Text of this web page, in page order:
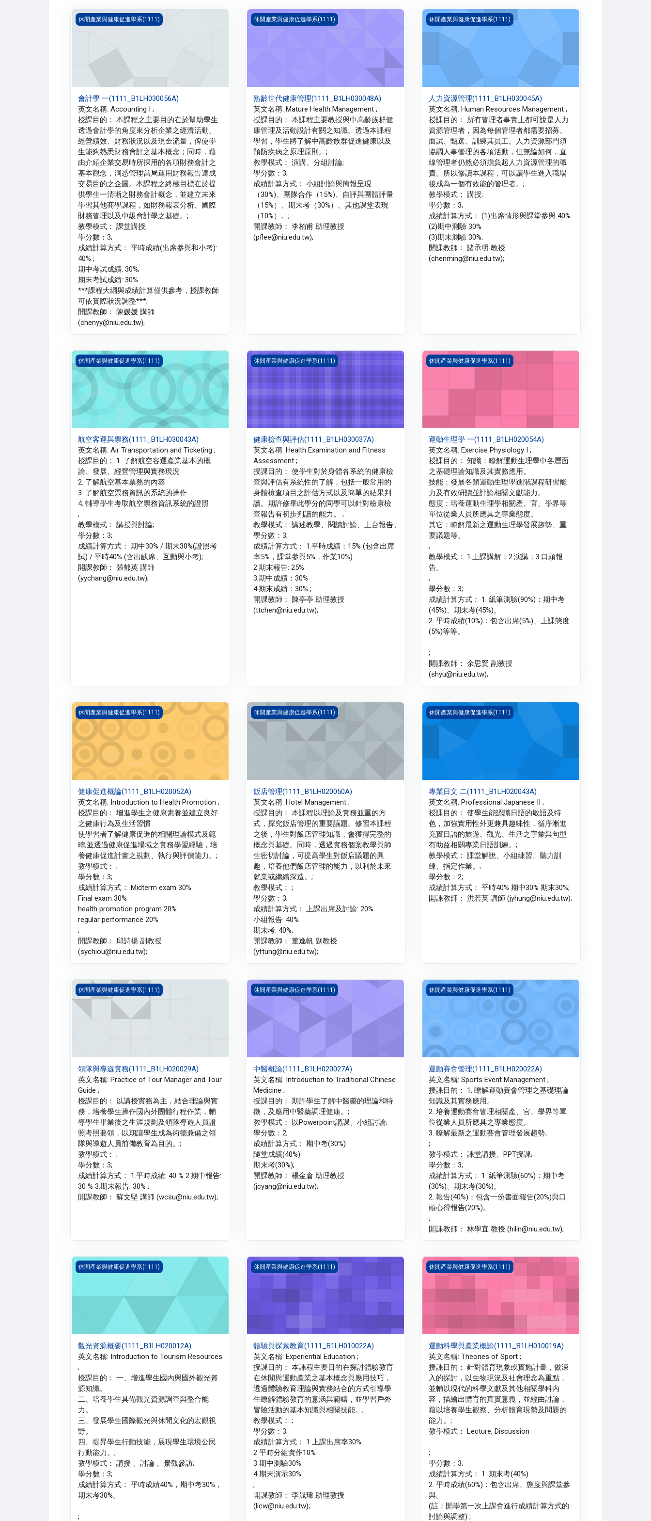
會計學 一(1111_B1LH030056A)
休閒產業與健康促進學系(1111)
會計學 一(1111_B1LH030056A)
英文名稱: Accounting I ;
授課目的： 本課程之主要目的在於幫助學生
透過會計學的角度來分析企業之經濟活動、
經營績效、財務狀況以及現金流量，俾使學
生能夠熟悉財務會計之基本概念；同時，藉
由介紹企業交易時所採用的各項財務會計之
基本觀念，洞悉管理當局運用財務報告達成
交易目的之企圖。本課程之終極目標在於提
供學生一清晰之財務會計概念，並建立未來
學習其他商學課程，如財務報表分析、國際
財務管理以及中級會計學之基礎。;
教學模式： 課堂講授;
學分數：3;
成績計算方式： 平時成績(出席參與和小考):
40% ;
期中考試成績: 30%;
期末考試成績: 30%
***課程大綱與成績計算僅供參考，授課教師
可依實際狀況調整***;
開課教師： 陳媛媛 講師
(chenyy@niu.edu.tw);
熟齡世代健康管理(1111_B1LH030048A)
休閒產業與健康促進學系(1111)
熟齡世代健康管理(1111_B1LH030048A)
英文名稱: Mature Health Management ;
授課目的： 本課程主要教授與中高齡族群健
康管理及活動設計有關之知識。透過本課程
學習，學生將了解中高齡族群促進健康以及
預防疾病之原理原則。;
教學模式： 演講、分組討論;
學分數：3;
成績計算方式： 小組討論與簡報呈現
（30%)、團隊合作（15%)、自評與團體評量
（15%）、期末考（30%）、其他課堂表現
（10%）。;
開課教師： 李柏甫 助理教授
(pflee@niu.edu.tw);
人力資源管理(1111_B1LH030045A)
休閒產業與健康促進學系(1111)
人力資源管理(1111_B1LH030045A)
英文名稱: Human Resources Management ;
授課目的： 所有管理者事實上都可說是人力
資源管理者，因為每個管理者都需要招募、
面試、甄選、訓練其員工。人力資源部門須
協調人事管理的各項活動，但無論如何，直
線管理者仍然必須擔負起人力資源管理的職
責。所以修讀本課程，可以讓學生進入職場
後成為一個有效能的管理者。;
教學模式： 講授;
學分數：3;
成績計算方式： (1)出席情形與課堂參與 40%
(2)期中測驗 30%
(3)期末測驗 30%;
開課教師： 諸承明 教授
(chenming@niu.edu.tw);
航空客運與票務(1111_B1LH030043A)
休閒產業與健康促進學系(1111)
航空客運與票務(1111_B1LH030043A)
英文名稱: Air Transportation and Ticketing ;
授課目的： 1. 了解航空客運產業基本的概
論、發展、經營管理與實務現況
2. 了解航空基本票務的內容
3. 了解航空票務資訊的系統的操作
4. 輔導學生考取航空票務資訊系統的證照
;
教學模式： 講授與討論;
學分數：3;
成績計算方式： 期中30% / 期末30%(證照考
試) / 平時40% (含出缺席、互動與小考);
開課教師： 張郁英 講師
(yychang@niu.edu.tw);
健康檢查與評估(1111_B1LH030037A)
休閒產業與健康促進學系(1111)
健康檢查與評估(1111_B1LH030037A)
英文名稱: Health Examination and Fitness
Assessment ;
授課目的： 使學生對於身體各系統的健康檢
查與評估有系統性的了解，包括一般常用的
身體檢查項目之評估方式以及簡單的結果判
讀。期許修畢此學分的同學可以針對檢康檢
查報告有初步判讀的能力。 ;
教學模式： 講述教學、閱讀討論、上台報告 ;
學分數：3;
成績計算方式： 1.平時成績：15% (包含出席
率5%，課堂參與5%，作業10%)
2.期末報告: 25%
3.期中成績：30%
4.期末成績：30% ;
開課教師： 陳亭亭 助理教授
(ttchen@niu.edu.tw);
運動生理學 一(1111_B1LH020054A)
休閒產業與健康促進學系(1111)
運動生理學 一(1111_B1LH020054A)
英文名稱: Exercise Physiology I ;
授課目的： 知識：瞭解運動生理學中各層面
之基礎理論知識及其實務應用。
技能：發展各類運動生理學進階課程研習能
力及有效研讀並評論相關文獻能力。
態度：培養運動生理學相關產、官、學界等
單位從業人員所應具之專業態度。
其它：瞭解最新之運動生理學發展趨勢、重
要議題等。
;
教學模式： 1.上課講解；2.演講；3.口頭報
告。
;
學分數：3;
成績計算方式： 1. 紙筆測驗(90%)：期中考
(45%)、期末考(45%)。
2. 平時成績(10%)：包含出席(5%)、上課態度
(5%)等等。
;
開課教師： 余思賢 副教授
(shyu@niu.edu.tw);
健康促進概論(1111_B1LH020052A)
休閒產業與健康促進學系(1111)
健康促進概論(1111_B1LH020052A)
英文名稱: Introduction to Health Promotion ;
授課目的： 增進學生之健康素養並建立良好
之健康行為及生活習慣
使學習者了解健康促進的相關理論模式及範
疇,並透過健康促進場域之實務學習經驗，培
養健康促進計畫之規劃、執行與評價能力。;
教學模式： ;
學分數：3;
成績計算方式： Midterm exam 30%
Final exam 30%
health promotion program 20%
regular performance 20%
;
開課教師： 邱詩揚 副教授
(sychiou@niu.edu.tw);
飯店管理(1111_B1LH020050A)
休閒產業與健康促進學系(1111)
飯店管理(1111_B1LH020050A)
英文名稱: Hotel Management ;
授課目的： 本課程以理論及實務並重的方
式，探究飯店管理的重要議題。修習本課程
之後，學生對飯店管理知識，會獲得完整的
概念與基礎。同時，透過實務個案教學與師
生密切討論，可提高學生對飯店議題的興
趣，培養他們飯店管理的能力，以利於未來
就業或繼續深造。;
教學模式： ;
學分數：3;
成績計算方式： 上課出席及討論: 20%
小組報告: 40%
期末考: 40%;
開課教師： 董逸帆 副教授
(yftung@niu.edu.tw);
專業日文 二(1111_B1LH020043A)
休閒產業與健康促進學系(1111)
專業日文 二(1111_B1LH020043A)
英文名稱: Professional Japanese II ;
授課目的： 使學生能認識日語的敬語及特
色，加強實用性外更兼具趣味性，循序漸進
充實日語的旅遊、觀光、生活之字彙與句型
有助益相關專業日語訓練。;
教學模式： 課堂解說、小組練習、聽力訓
練、指定作業。;
學分數：2;
成績計算方式： 平時40% 期中30% 期末30%;
開課教師： 洪若英 講師 (jyhung@niu.edu.tw);
領隊與導遊實務(1111_B1LH020029A)
休閒產業與健康促進學系(1111)
領隊與導遊實務(1111_B1LH020029A)
英文名稱: Practice of Tour Manager and Tour
Guide ;
授課目的： 以講授實務為主，結合理論與實
務，培養學生操作國內外團體行程作業，輔
導學生畢業後之生涯規劃及領隊導遊人員證
照考照要領，以期讓學生成為術德兼備之領
隊與導遊人員前備教育為目的。;
教學模式： ;
學分數：3;
成績計算方式： 1.平時成績: 40 % 2.期中報告:
30 % 3.期末報告: 30% ;
開課教師： 蘇文堅 講師 (wcsu@niu.edu.tw);
中醫概論(1111_B1LH020027A)
休閒產業與健康促進學系(1111)
中醫概論(1111_B1LH020027A)
英文名稱: Introduction to Traditional Chinese
Medicine ;
授課目的： 期許學生了解中醫藥的理論和特
徵，及應用中醫藥調理健康。;
教學模式： 以Powerpoint講課、小組討論;
學分數：2;
成績計算方式： 期中考(30%)
隨堂成績(40%)
期末考(30%);
開課教師： 楊金倉 助理教授
(jcyang@niu.edu.tw);
運動賽會管理(1111_B1LH020022A)
休閒產業與健康促進學系(1111)
運動賽會管理(1111_B1LH020022A)
英文名稱: Sports Event Management ;
授課目的： 1. 瞭解運動賽會管理之基礎理論
知識及其實務應用。
2. 培養運動賽會管理相關產、官、學界等單
位從業人員所應具之專業態度。
3. 瞭解最新之運動賽會管理發展趨勢。
;
教學模式： 課堂講授、PPT授課;
學分數：3;
成績計算方式： 1. 紙筆測驗(60%)：期中考
(30%)、期末考(30%)。
2. 報告(40%)：包含一份書面報告(20%)與口
頭心得報告(20%)。
;
開課教師： 林學宜 教授 (hilin@niu.edu.tw);
觀光資源概要(1111_B1LH020012A)
休閒產業與健康促進學系(1111)
觀光資源概要(1111_B1LH020012A)
英文名稱: Introduction to Tourism Resources
;
授課目的： 一、增進學生國內與國外觀光資
源知識。
二、培養學生具備觀光資源調查與整合能
力。
三、發展學生國際觀光與休閒文化的宏觀視
野。
四、提昇學生行動技能，展現學生環境公民
行動能力。;
教學模式： 講授 、討論 、景觀參訪;
學分數：3;
成績計算方式： 平時成績40%，期中考30%，
期末考30%。
;
體驗與探索教育(1111_B1LH010022A)
休閒產業與健康促進學系(1111)
體驗與探索教育(1111_B1LH010022A)
英文名稱: Experiential Education ;
授課目的： 本課程主要目的在探討體驗教育
在休閒與運動產業之基本概念與應用技巧，
透過體驗教育理論與實務結合的方式引導學
生瞭解體驗教育的意涵與範疇，並學習戶外
冒險活動的基本知識與相關技能。;
教學模式： ;
學分數：3;
成績計算方式： 1 上課出席率30%
2 平時分組實作10%
3 期中測驗30%
4 期末演示30%
;
開課教師： 李晟瑋 助理教授
(licw@niu.edu.tw);
運動科學與產業概論(1111_B1LH010019A)
休閒產業與健康促進學系(1111)
運動科學與產業概論(1111_B1LH010019A)
英文名稱: Theories of Sport ;
授課目的： 針對體育現象或實施計畫，做深
入的探討，以生物現況及社會理念為重點，
並輔以現代的科學文獻及其他相關學科內
容，描繪出體育的真實意義，並經由討論，
藉以培養學生觀察、分析體育現勢及問題的
能力。;
教學模式： Lecture, Discussion
;
學分數：3;
成績計算方式： 1. 期末考(40%)
2. 平時成績(60%)：包含出席、態度與課堂參
與。
(註：開學第一次上課會進行成績計算方式的
討論與調整) ;